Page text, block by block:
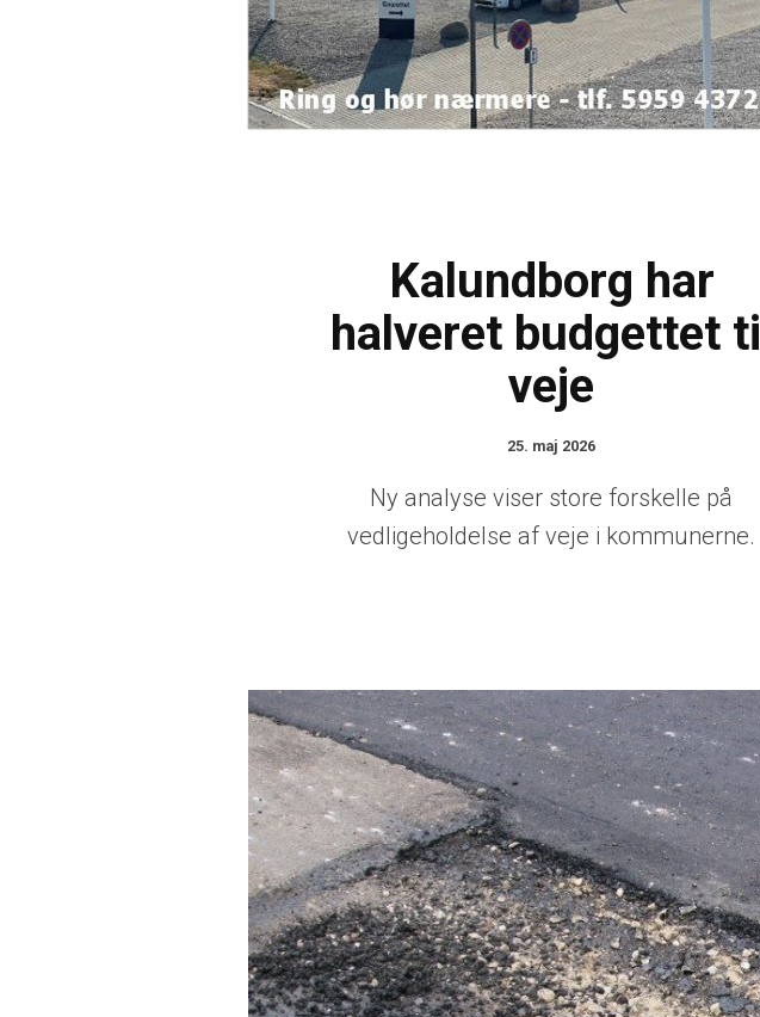
Kalundborg har
halveret budgettet til
veje
25. maj 2026
Ny analyse viser store forskelle på
vedligeholdelse af veje i kommunerne.